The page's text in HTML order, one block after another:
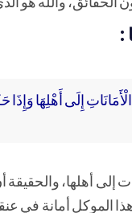
:
إِلَى أَهْلِهَا
إلى أهلها،
الموكل أمانة في